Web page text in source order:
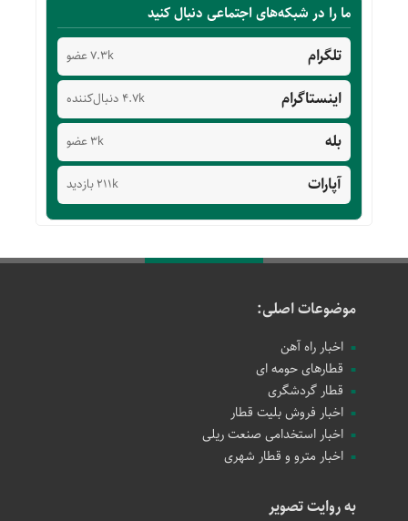
ما را در شبکه‌های اجتماعی دنبال کنید
تلگرام 7.3k عضو
اینستاگرام 4.7k دنبال‌کننده
بله 3k عضو
آپارات 211k بازدید
موضوعات اصلی:
اخبار راه آهن
قطارهای حومه ای
قطار گردشگری
اخبار فروش بلیت قطار
اخبار استخدامی صنعت ریلی
اخبار مترو و قطار شهری
به روایت تصویر